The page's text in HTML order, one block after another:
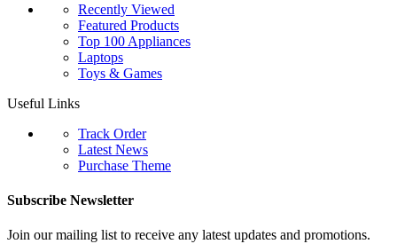
Recently Viewed
Featured Products
Top 100 Appliances
Laptops
Toys & Games
Useful Links
Track Order
Latest News
Purchase Theme
Subscribe Newsletter
Join our mailing list to receive any latest updates and promotions.